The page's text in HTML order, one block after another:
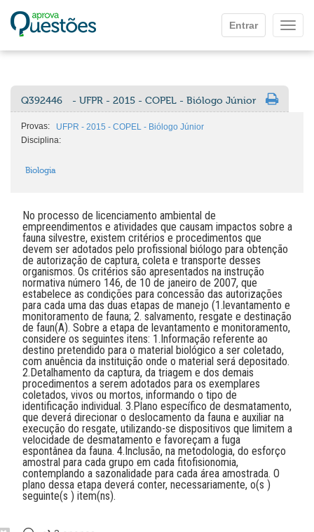
Entrar
Q392446 - UFPR - 2015 - COPEL - Biólogo Júnior
Provas:
UFPR - 2015 - COPEL - Biólogo Júnior
Disciplina:
Biologia
No processo de licenciamento ambiental de
empreendimentos e atividades que causam impactos sobre a
fauna silvestre, existem critérios e procedimentos que
devem ser adotados pelo profissional biólogo para obtenção
de autorização de captura, coleta e transporte desses
organismos. Os critérios são apresentados na instrução
normativa número 146, de 10 de janeiro de 2007, que
estabelece as condições para concessão das autorizações
para cada uma das duas etapas de manejo (1.levantamento e
monitoramento de fauna; 2. salvamento, resgate e destinação
de faun(A). Sobre a etapa de levantamento e monitoramento,
considere os seguintes itens: 1.Informação referente ao
destino pretendido para o material biológico a ser coletado,
com anuência da instituição onde o material será depositado.
2.Detalhamento da captura, da triagem e dos demais
procedimentos a serem adotados para os exemplares
coletados, vivos ou mortos, informando o tipo de
identificação individual. 3.Plano específico de desmatamento,
que deverá direcionar o deslocamento da fauna e auxiliar na
execução do resgate, utilizando-se dispositivos que limitem a
velocidade de desmatamento e favoreçam a fuga
espontânea da fauna. 4.Inclusão, na metodologia, do esforço
amostral para cada grupo em cada fitofisionomia,
contemplando a sazonalidade para cada área amostrada. O
plano dessa etapa deverá conter, necessariamente, o(s )
seguinte(s ) item(ns).